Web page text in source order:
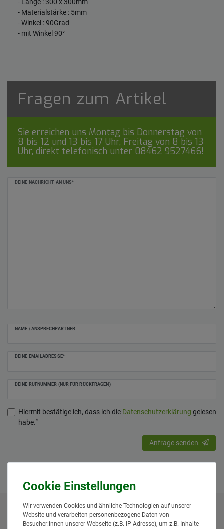
- Materialstärke : 5mm
- Winkel : 90Grad
- mit Winkel 90°
Fragen zum Artikel
Sie erreichen uns Montag bis Donnerstag von
8 bis 12 und 13 bis 17 Uhr, Freitag von 8 bis 13
Uhr, direkt telefonisch unter 08462 9527466!
DEINE NACHRICHT AN UNS*
NAME / ANSPRECHPARTNER
DEINE EMAILADRESSE*
DEINE RUFNUMMER (NUR FÜR RÜCKFRAGEN)
Hiermit bestätige ich, dass ich die Daten­schutz­erklärung gelesen
habe.*
Ceres::Template.mailFormHoneypotLabel
Anfrage senden
* Alle Preise inklusive gesetzlicher Mehrwertsteuer und
zuzüglichVersandkosten. Der Versand erfolgt bei vielen
Wir verwenden Cookies und ähnliche Technologien auf unserer
Website und verarbeiten personenbezogene Daten von
Besucher:innen unserer Webseite (z.B. IP-Adresse), um z.B. Inhalte